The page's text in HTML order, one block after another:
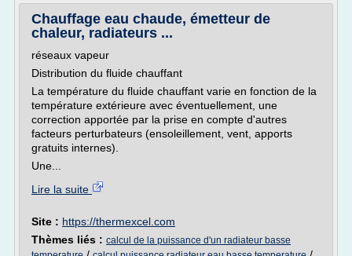
Chauffage eau chaude, émetteur de
chaleur, radiateurs ...
réseaux vapeur
Distribution du fluide chauffant
La température du fluide chauffant varie en fonction de la
température extérieure avec éventuellement, une
correction apportée par la prise en compte d'autres
facteurs perturbateurs (ensoleillement, vent, apports
gratuits internes).
Une...
Lire la suite
Site : https://thermexcel.com
Thèmes liés : calcul de la puissance d'un radiateur basse